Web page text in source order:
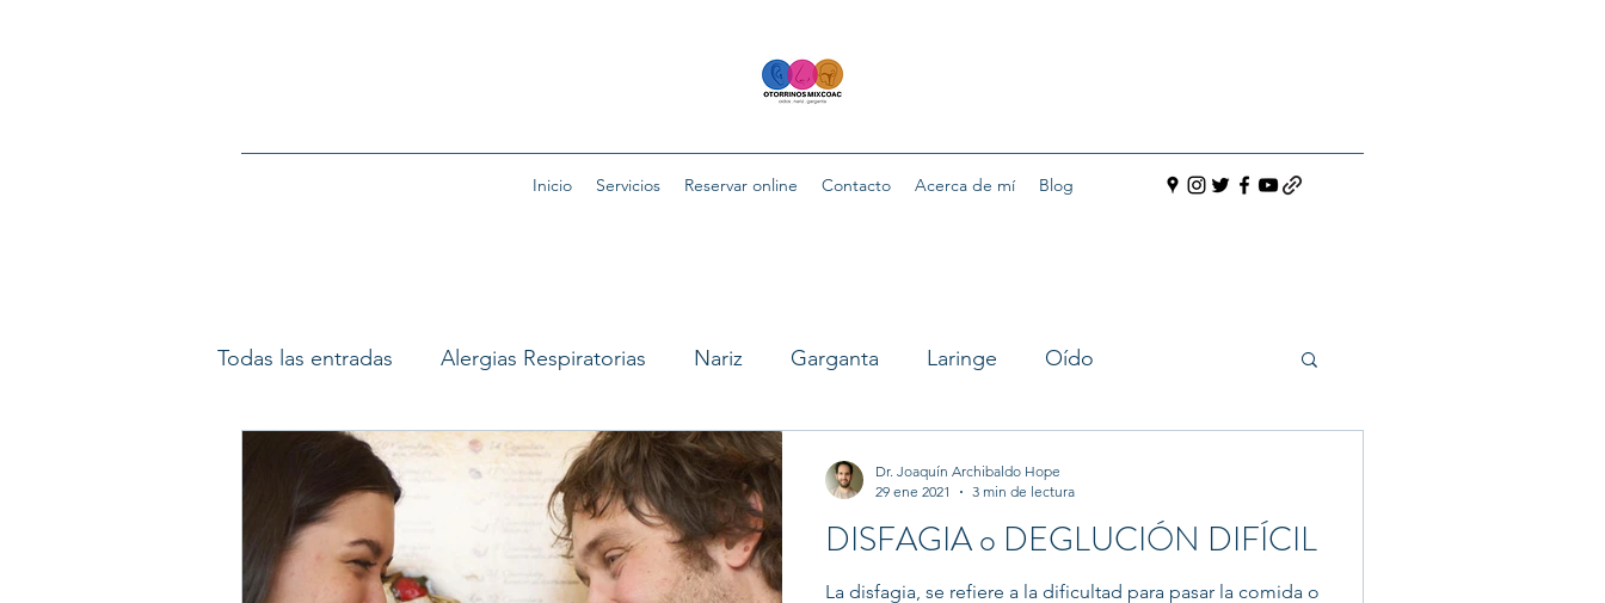
Inicio Servicios Reservar online Contacto Acerca de mí Blog
Todas las entradas Alergias Respiratorias Nariz Garganta Laringe Oído
Ronquido y Apnea
DISFAGIA o DEGLUCIÓN DIFÍCIL
La disfagia, se refiere a la dificultad para pasar la comida o
Dr. Joaquín Archibaldo Hope
29 ene 2021
3 min de lectura